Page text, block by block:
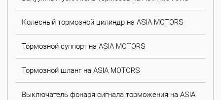
Колесный тормозной цилиндр на ASIA MOTORS
Тормозной суппорт на ASIA MOTORS
Тормозной шланг на ASIA MOTORS
Выключатель фонаря сигнала торможения на ASIA